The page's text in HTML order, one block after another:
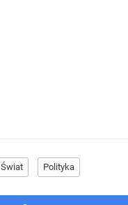
Świat Polityka